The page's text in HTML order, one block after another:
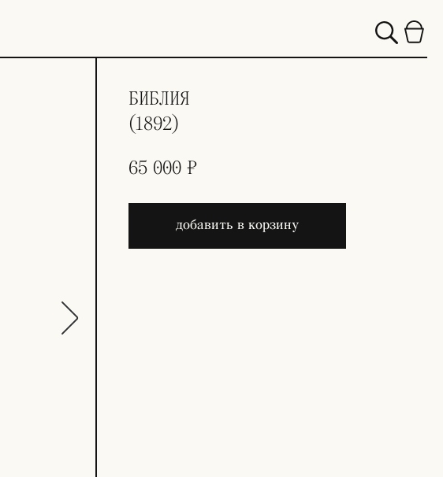
БИБЛИЯ
(1892)
65 000 ₽
добавить в корзину